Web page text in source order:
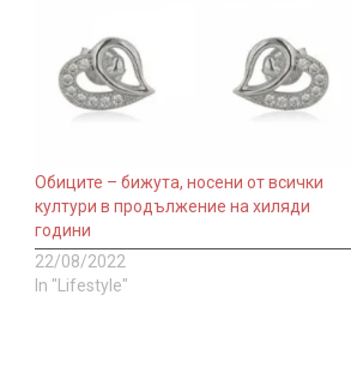
Обиците – бижута, носени от всички
култури в продължение на хиляди
години
22/08/2022
In "Lifestyle"